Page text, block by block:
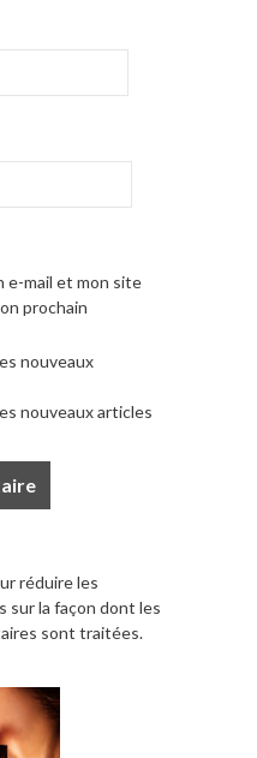
e-mail et mon site
prochain
nouveaux
nouveaux articles
réduire les
sur la façon dont les
sont traitées.